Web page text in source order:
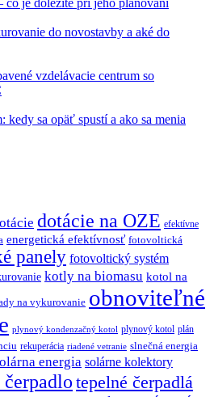
čo je dôležité pri jeho plánovaní
do novostavby a aké do
vzdelávacie centrum so
kedy sa opäť spustí a ako sa menia
dotácie na OZE efektívne
energetická efektívnosť fotovoltická
panely fotovoltický systém
kotly na biomasu kotol na
na vykurovanie obnoviteľné
plynový kondenzačný kotol plynový kotol plán
rekuperácia riadené vetranie slnečná energia
energia solárne kolektory
tepelné čerpadlá